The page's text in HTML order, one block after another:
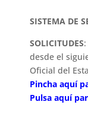
SISTEMA DE
SOLICITUDES
desde el
Oficial del
Pincha aquí
Pulsa aquí